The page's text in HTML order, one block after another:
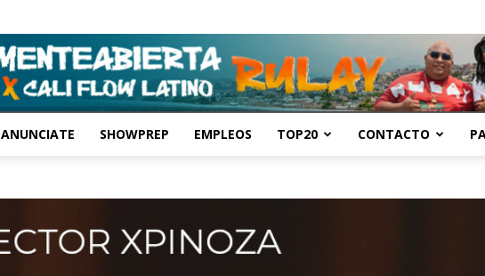
ANUNCIATE SHOWPREP EMPLEOS TOP20 CONTACTO